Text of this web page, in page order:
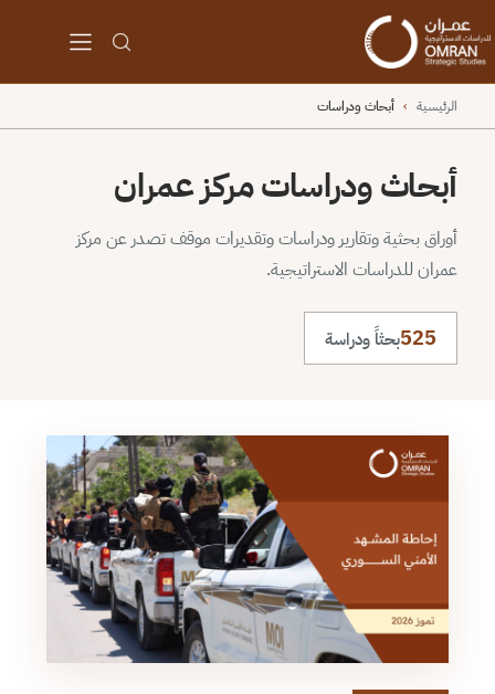
الرئيسية › أبحاث ودراسات
أبحاث ودراسات مركز عمران
أوراق بحثية وتقارير ودراسات وتقديرات موقف تصدر عن مركز
عمران للدراسات الاستراتيجية.
525بحثاً ودراسة